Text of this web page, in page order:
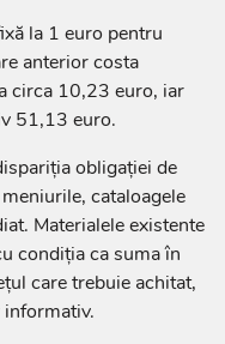
la 1 euro pentru
anterior costa
circa 10,23 euro, iar
51,13 euro.
obligației de
cataloagele
Materialele existente
condiția ca suma în
care trebuie achitat,
informativ.